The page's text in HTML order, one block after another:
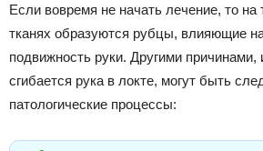
Если вовремя не начать лечение, то на
тканях образуются рубцы, влияющие
подвижность руки. Другими причинами,
сгибается рука в локте, могут быть
патологические процессы: